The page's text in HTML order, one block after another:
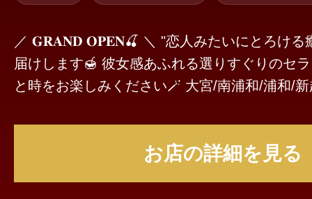
／ 𝐆𝐑𝐀𝐍𝐃 𝐎𝐏𝐄𝐍🍒 ＼ "恋人みたいにとろける癒しを"あなたにお
届けします🍯 彼女感あふれる選りすぐりのセ
と時をお楽しみください🪄 大宮/南浦和/浦和/新越谷 駅徒歩5分🚶
お店の詳細を見る